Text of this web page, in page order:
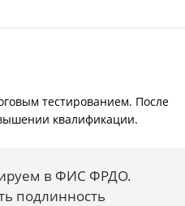
тестированием. После
квалификации.
в ФИС ФРДО.
подлинность